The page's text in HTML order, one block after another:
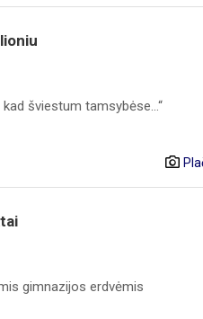
šviestum tamsybėse...“
gimnazijos erdvėmis